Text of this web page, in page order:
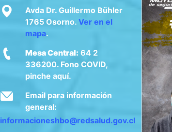
Avda Dr. Guillermo Bühler
1765 Osorno. Ver en el
mapa.
Mesa Central: 64 2
336200. Fono COVID,
pinche aquí.
Email para información
general:
informacioneshbo@redsalud.gov.cl